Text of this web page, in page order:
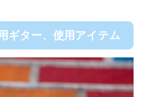
ギター、使用アイテム